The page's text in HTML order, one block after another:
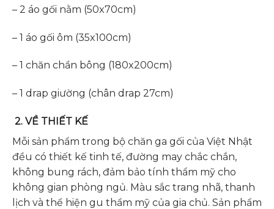
– 2 áo gối nằm (50x70cm)
– 1 áo gối ôm (35x100cm)
– 1 chăn chần bông (180x200cm)
– 1 drap giường (chân drap 27cm)
2. VỀ THIẾT KẾ
Mỗi sản phẩm trong bộ chăn ga gối của Việt Nhật
đều có thiết kế tinh tế, đường may chắc chắn,
không bung rách, đảm bảo tính thẩm mỹ cho
không gian phòng ngủ. Màu sắc trang nhã, thanh
lịch và thể hiện gu thẩm mỹ của gia chủ. Sản phẩm